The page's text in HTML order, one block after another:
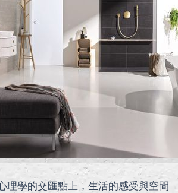
理學的交匯點上，生活的感受與空間